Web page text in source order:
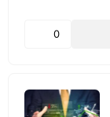
0